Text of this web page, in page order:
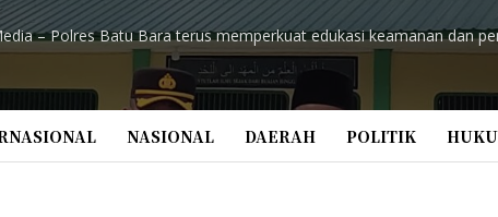
– Polres Batu Bara terus memperkuat edukasi keamanan dan
NASIONAL DAERAH POLITIK